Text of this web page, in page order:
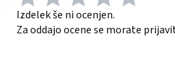
Izdelek še ni ocenjen.
Za oddajo ocene se morate